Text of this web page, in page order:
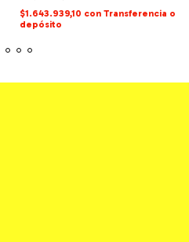
$1.643.939,10 con Transferencia o
depósito